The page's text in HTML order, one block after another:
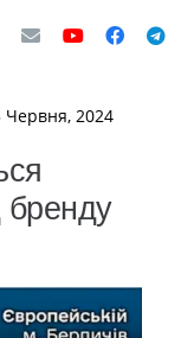
Червня, 2024
бренду